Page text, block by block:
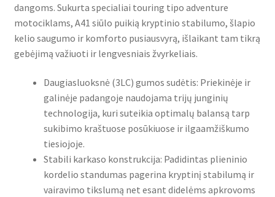
dangoms. Sukurta specialiai touring tipo adventure
motociklams, A41 siūlo puikią kryptinio stabilumo, šlapio
kelio saugumo ir komforto pusiausvyrą, išlaikant tam tikrą
gebėjimą važiuoti ir lengvesniais žvyrkeliais.
Daugiasluoksnė (3LC) gumos sudėtis: Priekinėje ir
galinėje padangoje naudojama trijų junginių
technologija, kuri suteikia optimalų balansą tarp
sukibimo kraštuose posūkiuose ir ilgaamžiškumo
tiesiojoje.
Stabili karkaso konstrukcija: Padidintas plieninio
kordelio standumas pagerina kryptinį stabilumą ir
vairavimo tikslumą net esant didelėms apkrovoms